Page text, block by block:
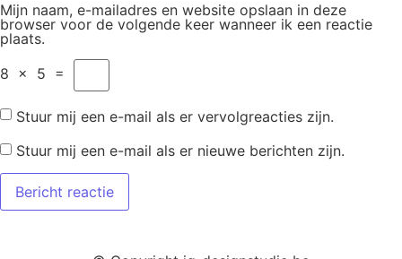
Mijn naam, e-mailadres en website opslaan in deze
browser voor de volgende keer wanneer ik een reactie
plaats.
8 × 5 =
Stuur mij een e-mail als er vervolgreacties zijn.
Stuur mij een e-mail als er nieuwe berichten zijn.